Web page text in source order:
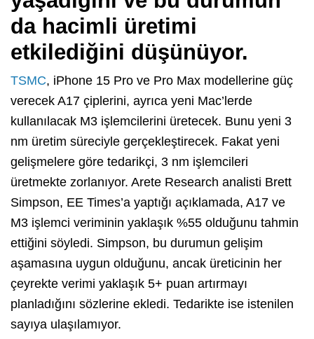
da hacimli üretimi
etkilediğini düşünüyor.
TSMC, iPhone 15 Pro ve Pro Max modellerine güç
verecek A17 çiplerini, ayrıca yeni Mac’lerde
kullanılacak M3 işlemcilerini üretecek. Bunu yeni 3
nm üretim süreciyle gerçekleştirecek. Fakat yeni
gelişmelere göre tedarikçi, 3 nm işlemcileri
üretmekte zorlanıyor. Arete Research analisti Brett
Simpson, EE Times’a yaptığı açıklamada, A17 ve
M3 işlemci veriminin yaklaşık %55 olduğunu tahmin
ettiğini söyledi. Simpson, bu durumun gelişim
aşamasına uygun olduğunu, ancak üreticinin her
çeyrekte verimi yaklaşık 5+ puan artırmayı
planladığını sözlerine ekledi. Tedarikte ise istenilen
sayıya ulaşılamıyor.